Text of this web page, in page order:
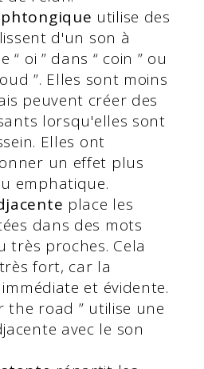
utilise des
d'un son à
“ oi ” dans “ coin ” ou
”. Elles sont moins
peuvent créer des
lorsqu'elles sont
Elles ont
un effet plus
emphatique.
place les
dans des mots
très proches. Cela
fort, car la
et évidente.
the road ” utilise une
avec le son